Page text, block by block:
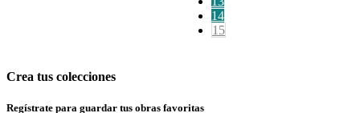
14
15
Crea tus colecciones
Regístrate para guardar tus obras favoritas